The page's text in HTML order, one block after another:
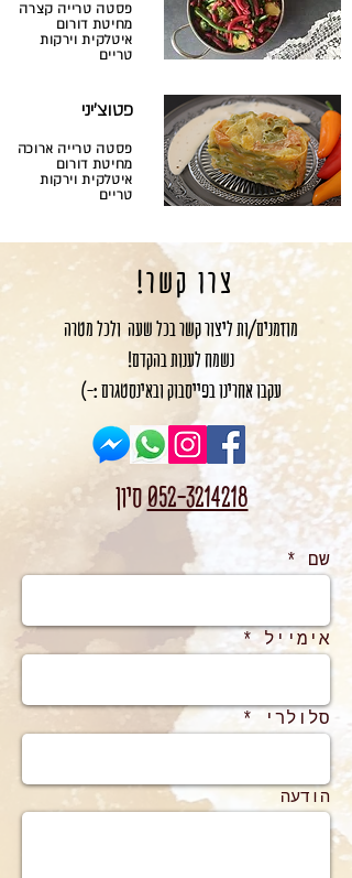
פסטה טרייה קצרה
מחיטת דורום
איטלקית וירקות
טריים
פסטה טרייה ארוכה
מחיטת דורום
איטלקית וירקות
טריים
פטוצ'יני
מוזמנים/ות ליצור קשר בכל שעה ולכל מטרה
נשמח לענות בהקדם!
עקבו אחרינו בפייסבוק ובאינסטגרם :-)
052-3214218סיון
צרו קשר!
שם
אימייל
סלולרי
הודעה